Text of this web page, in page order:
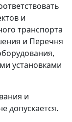
и
транспорта
и Перечня
установками
и
допускается.